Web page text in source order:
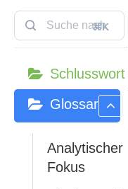
⌘K
Schlusswort
Glossar
Analytischer
Fokus